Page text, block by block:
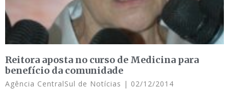
Reitora aposta no curso de Medicina para
benefício da comunidade
Agência CentralSul de Notícias 02/12/2014